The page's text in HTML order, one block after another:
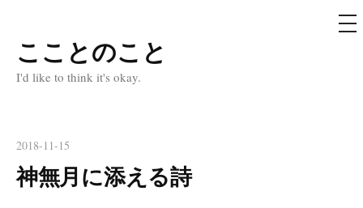
コ
ン
ス
こことのこと
I'd like to think it's okay.
メ
ニ
2018-11-15
神無月に添える詩